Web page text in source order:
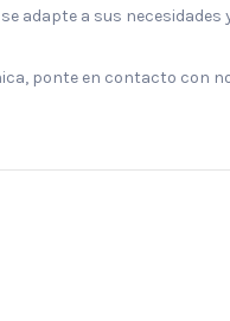
adapte a sus necesidades
ponte en contacto con